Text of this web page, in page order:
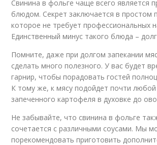
Свинина в фольге чаще всего является
блюдом. Секрет заключается в простом
которое не требует профессиональных
Единственный минус такого блюда –
Помните, даже при долгом запекании
сделать много полезного. У вас будет
гарнир, чтобы порадовать гостей
К тому же, к мясу подойдет почти любой
запеченного картофеля в духовке до
Не забывайте, что свинина в фольге
сочетается с различными соусами. Мы
порекомендовать приготовить